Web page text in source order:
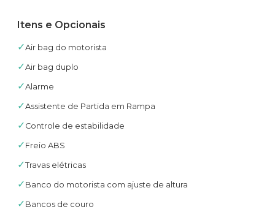
Itens e Opcionais
✓Air bag do motorista
✓Air bag duplo
✓Alarme
✓Assistente de Partida em Rampa
✓ Controle de estabilidade
✓ Freio ABS
✓Travas elétricas
✓ Banco do motorista com ajuste de altura
✓ Bancos de couro